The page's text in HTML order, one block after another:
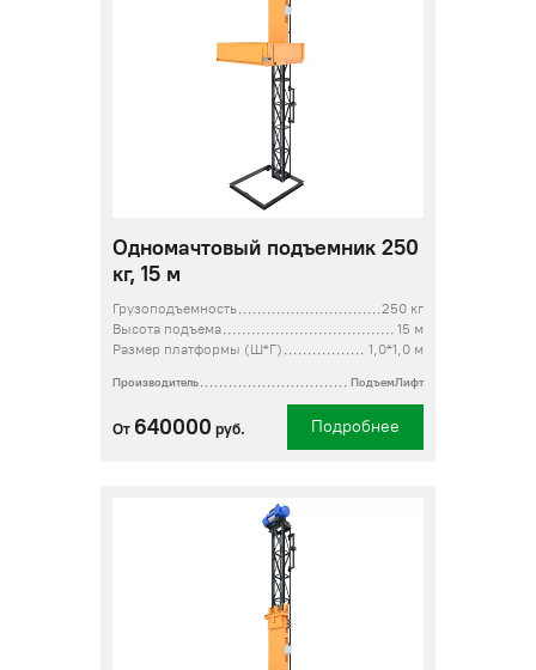
Одномачтовый подъемник 250
кг, 15 м
Грузоподъемность
250 кг
Высота подъема
15 м
Размер платформы (Ш*Г)
1,0*1,0 м
Производитель ПодъемЛифт
От 640000 руб. Подробнее